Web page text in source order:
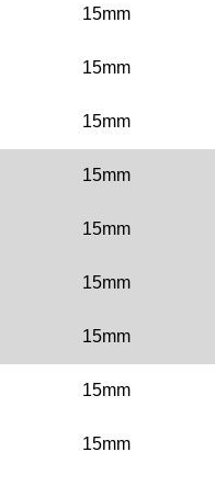
15mm
15mm
15mm
15mm
15mm
15mm
15mm
15mm
15mm